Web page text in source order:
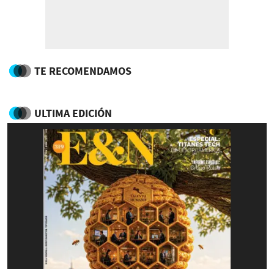
TE RECOMENDAMOS
ULTIMA EDICIÓN